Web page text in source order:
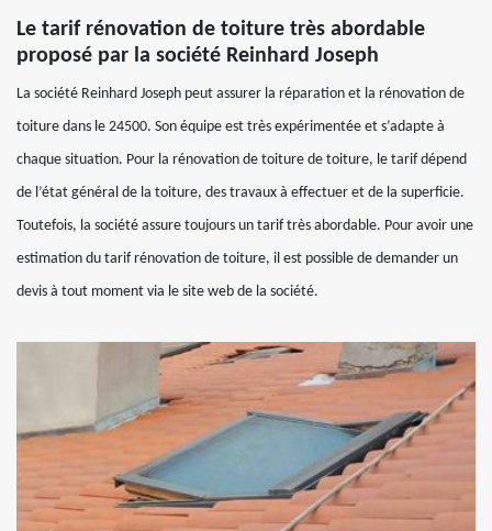
Le tarif rénovation de toiture très abordable
proposé par la société Reinhard Joseph
La société Reinhard Joseph peut assurer la réparation et la rénovation de
toiture dans le 24500. Son équipe est très expérimentée et s’adapte à
chaque situation. Pour la rénovation de toiture de toiture, le tarif dépend
de l’état général de la toiture, des travaux à effectuer et de la superficie.
Toutefois, la société assure toujours un tarif très abordable. Pour avoir une
estimation du tarif rénovation de toiture, il est possible de demander un
devis à tout moment via le site web de la société.